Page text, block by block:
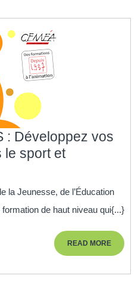
: Développez vos
le sport et
la Jeunesse, de l’Éducation
de haut niveau qui{...}
READ MOREREAD
MORE